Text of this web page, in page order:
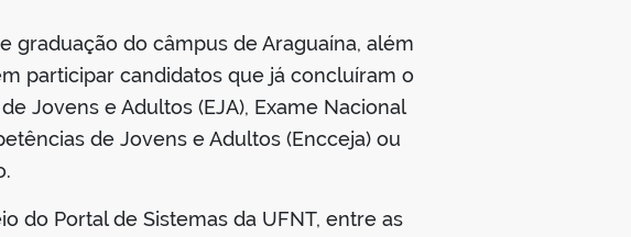
graduação do câmpus de Araguaína, além
participar candidatos que já concluíram o
Jovens e Adultos (EJA), Exame Nacional
de Jovens e Adultos (Encceja) ou
do Portal de Sistemas da UFNT, entre as